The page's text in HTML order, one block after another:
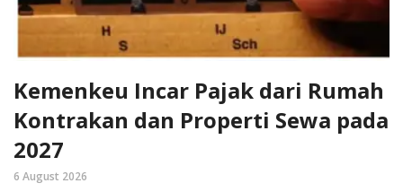
Kemenkeu Incar Pajak dari Rumah
Kontrakan dan Properti Sewa pada
2027
6 August 2026